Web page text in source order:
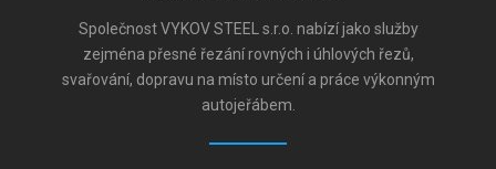
Společnost VYKOV STEEL s.r.o. nabízí jako služby
zejména přesné řezání rovných i úhlových řezů,
svařování, dopravu na místo určení a práce výkonným
autojeřábem.